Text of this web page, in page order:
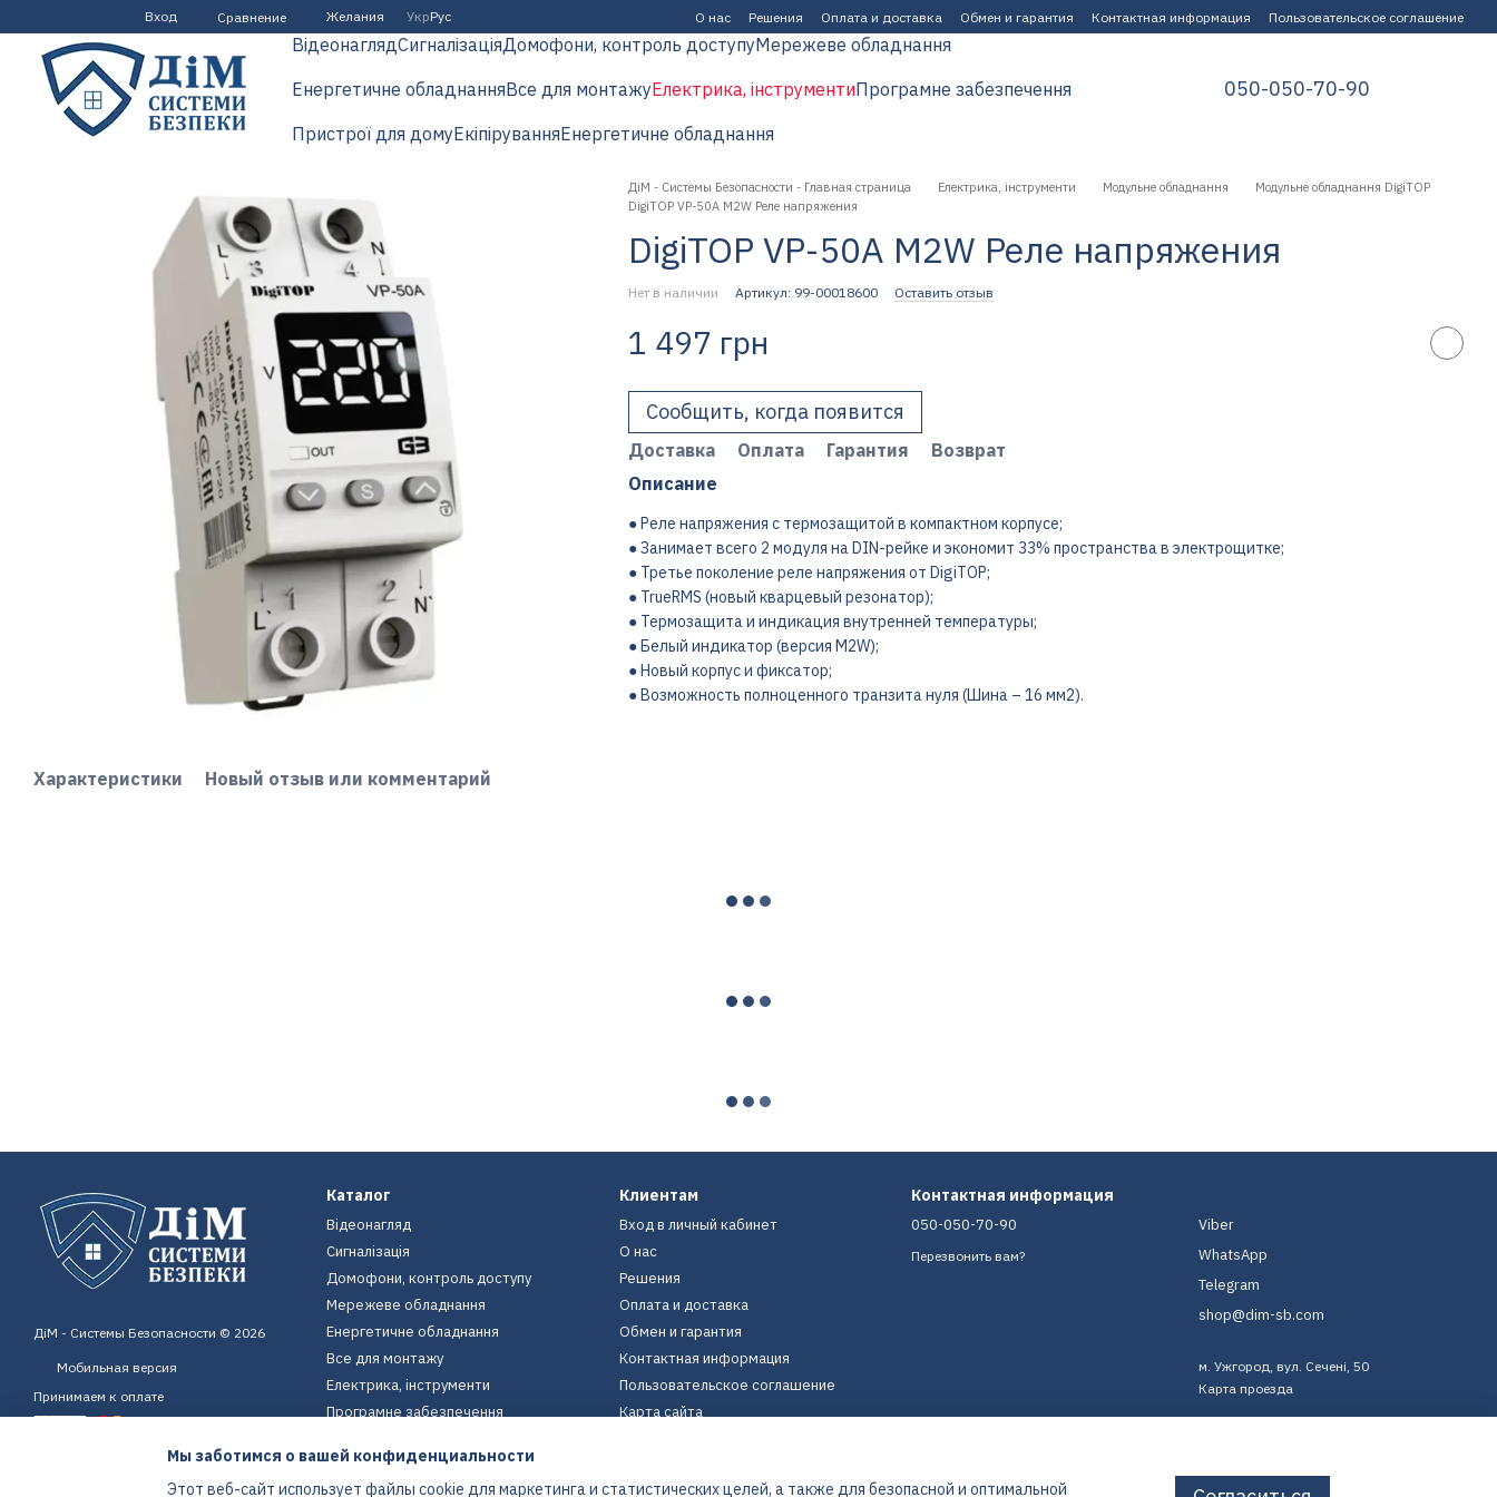
Перейти к основному контенту
Вход Сравнение Желания УкрРус О нас Решения Оплата и доставка Обмен и гарантия Контактная информация Пользовательское соглашение
ВідеонаглядСигналізаціяДомофони, контроль доступуМережеве обладнання
Енергетичне обладнанняВсе для монтажуЕлектрика, інструментиПрограмне забезпечення
Пристрої для домуЕкіпіруванняЕнергетичне обладнання
050-050-70-90
Характеристики Новый отзыв или комментарий
ДіМ - Системы Безопасности - Главная страница Електрика, інструменти Модульне обладнання
Модульне обладнання DigiTOP
DigiTOP VP-50A M2W Реле напряжения
DigiTOP VP-50A M2W Реле напряжения
Нет в наличии Артикул: 99-00018600 Оставить отзыв
1 497 грн
Сообщить, когда появится
Доставка Оплата Гарантия
Возврат
Описание
● Реле напряжения с термозащитой в компактном корпусе;
● Занимает всего 2 модуля на DIN-рейке и экономит 33% пространства в электрощитке;
● Третье поколение реле напряжения от DigiTOP;
● TrueRMS (новый кварцевый резонатор);
● Термозащита и индикация внутренней температуры;
● Белый индикатор (версия M2W);
● Новый корпус и фиксатор;
● Возможность полноценного транзита нуля (Шина – 16 мм2).
ДіМ - Системы Безопасности © 2026
Мобильная версия
Принимаем к оплате
Каталог
Відеонагляд
Сигналізація
Домофони, контроль доступу
Мережеве обладнання
Енергетичне обладнання
Все для монтажу
Електрика, інструменти
Програмне забезпечення
Екіпірування
Енергетичне обладнання
Клиентам
Вход в личный кабинет
О нас
Решения
Оплата и доставка
Обмен и гарантия
Контактная информация
Пользовательское соглашение
Карта сайта
Контактная информация
050-050-70-90
Перезвонить вам?
Viber
WhatsApp
Telegram
shop@dim-sb.com
м. Ужгород, вул. Сечені, 50
Карта проезда
Мы заботимся о вашей конфиденциальности
Этот веб-сайт использует файлы cookie для маркетинга и статистических целей, а также для безопасной и оптимальной